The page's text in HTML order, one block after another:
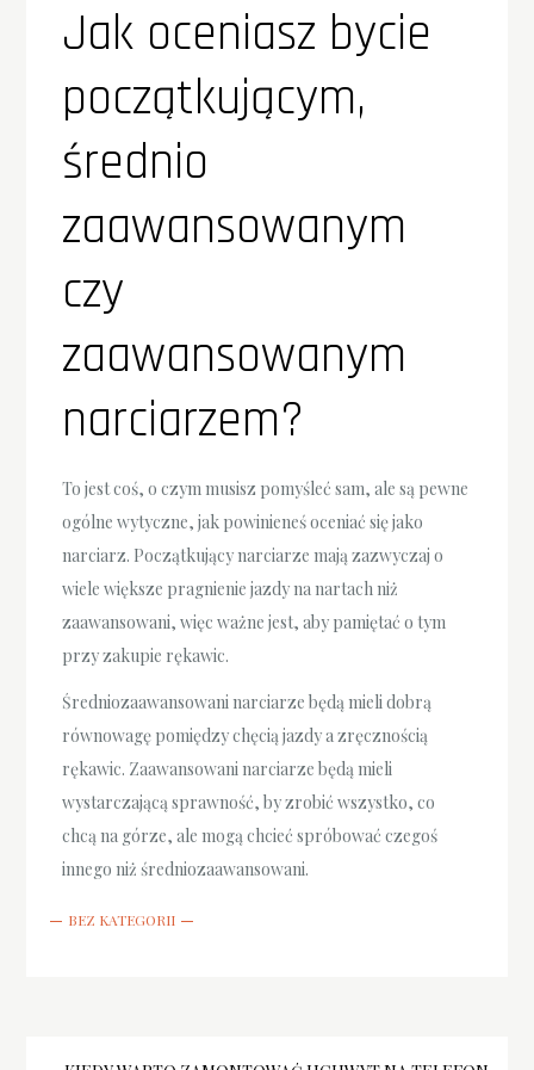
Jak oceniasz bycie
początkującym,
średnio
zaawansowanym
czy
zaawansowanym
narciarzem?
To jest coś, o czym musisz pomyśleć sam, ale są pewne
ogólne wytyczne, jak powinieneś oceniać się jako
narciarz. Początkujący narciarze mają zazwyczaj o
wiele większe pragnienie jazdy na nartach niż
zaawansowani, więc ważne jest, aby pamiętać o tym
przy zakupie rękawic.
Średniozaawansowani narciarze będą mieli dobrą
równowagę pomiędzy chęcią jazdy a zręcznością
rękawic. Zaawansowani narciarze będą mieli
wystarczającą sprawność, by zrobić wszystko, co
chcą na górze, ale mogą chcieć spróbować czegoś
innego niż średniozaawansowani.
BEZ KATEGORII